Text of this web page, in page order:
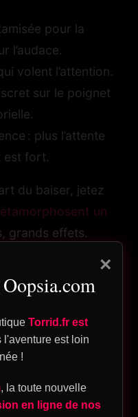
pour la
l’audace.
volent l’attention.
sur le poignet
: plus l’attente
est fort.
du baiser, jetez
un
grands effets.
de
à tester
×
Torrid.fr est
l'aventure est loin
!
, la toute nouvelle
en ligne de nos